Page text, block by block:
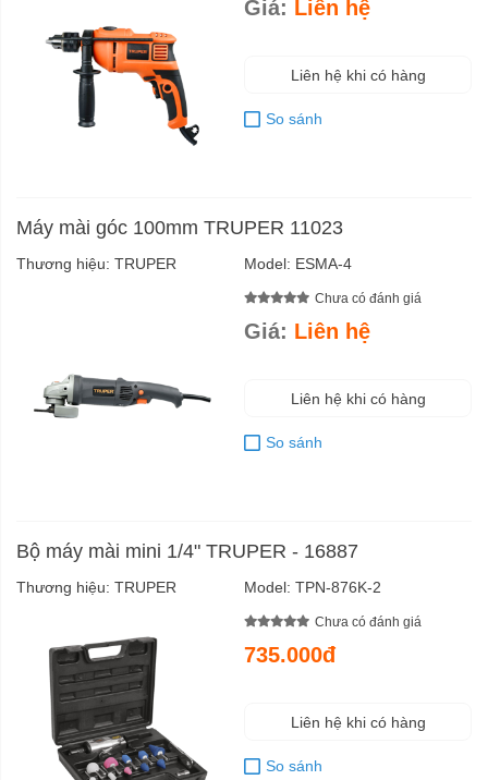
Giá: Liên hệ
Liên hệ khi có hàng
So sánh
Máy mài góc 100mm TRUPER 11023
Thương hiệu: TRUPER Model: ESMA-4
Chưa có đánh giá
Giá: Liên hệ
Liên hệ khi có hàng
So sánh
Bộ máy mài mini 1/4" TRUPER - 16887
Thương hiệu: TRUPER Model: TPN-876K-2
Chưa có đánh giá
735.000đ
Liên hệ khi có hàng
So sánh